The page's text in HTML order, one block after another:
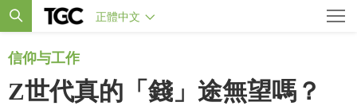
正體中文
信仰与工作
Z世代真的「錢」途無望嗎？